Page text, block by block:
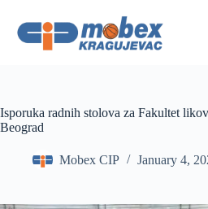
content
Isporuka radnih stolova za Fakultet
Beograd
Mobex CIP January 4,